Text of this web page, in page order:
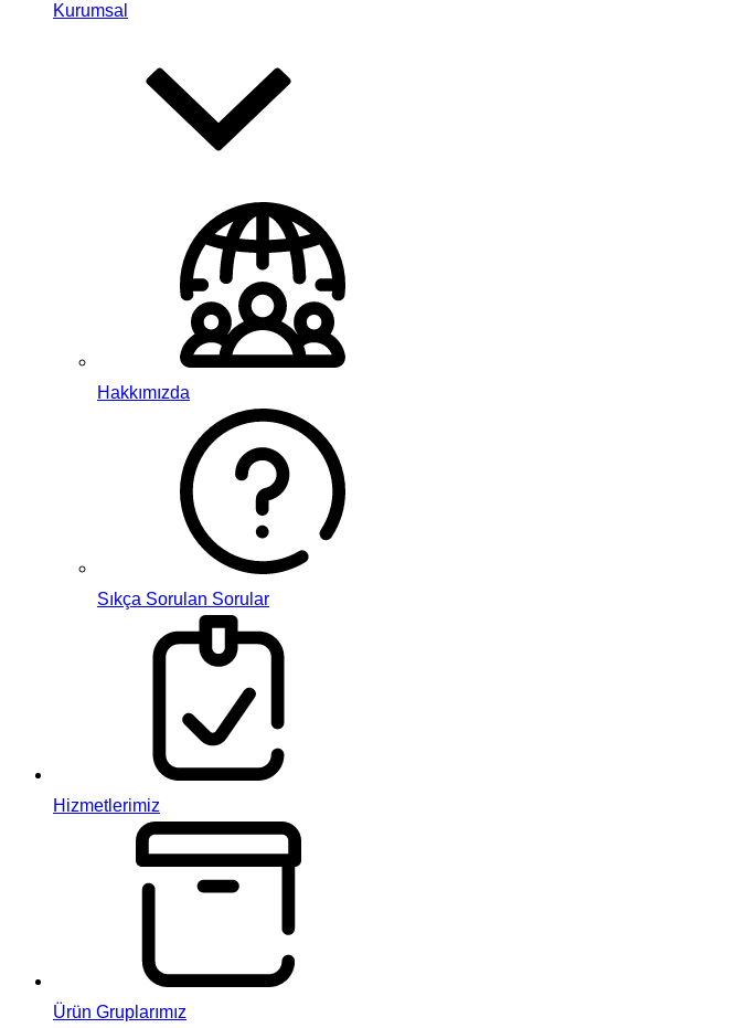
Kurumsal
Hakkımızda
Sıkça Sorulan Sorular
Hizmetlerimiz
Ürün Gruplarımız